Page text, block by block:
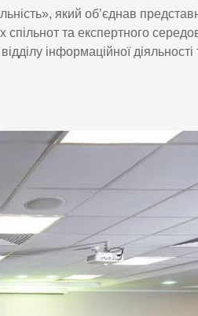
який об’єднав
та експертного
інформаційної діяльності